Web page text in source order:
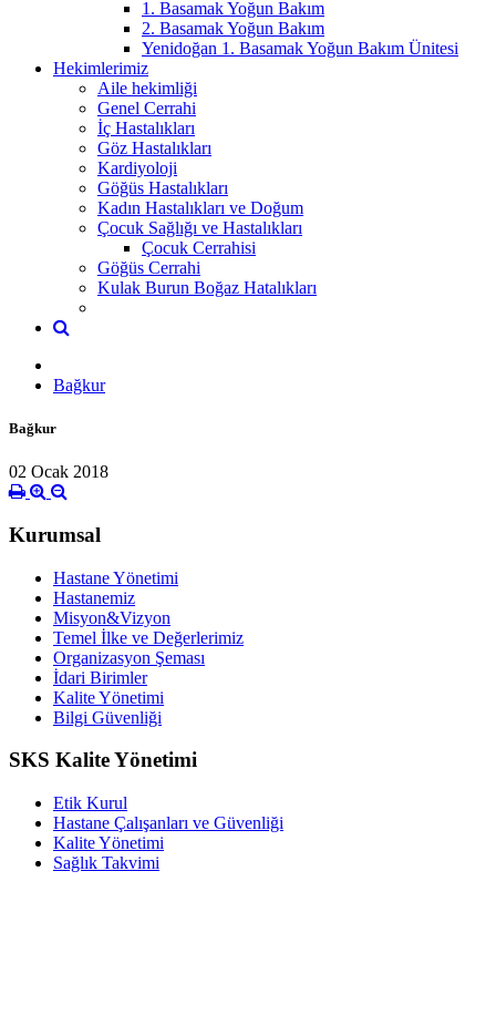
1. Basamak Yoğun Bakım
2. Basamak Yoğun Bakım
Yenidoğan 1. Basamak Yoğun Bakım Ünitesi
Hekimlerimiz
Aile hekimliği
Genel Cerrahi
İç Hastalıkları
Göz Hastalıkları
Kardiyoloji
Göğüs Hastalıkları
Kadın Hastalıkları ve Doğum
Çocuk Sağlığı ve Hastalıkları
Çocuk Cerrahisi
Göğüs Cerrahi
Kulak Burun Boğaz Hatalıkları
Bağkur
Bağkur
02 Ocak 2018
Kurumsal
Hastane Yönetimi
Hastanemiz
Misyon&Vizyon
Temel İlke ve Değerlerimiz
Organizasyon Şeması
İdari Birimler
Kalite Yönetimi
Bilgi Güvenliği
SKS Kalite Yönetimi
Etik Kurul
Hastane Çalışanları ve Güvenliği
Kalite Yönetimi
Sağlık Takvimi